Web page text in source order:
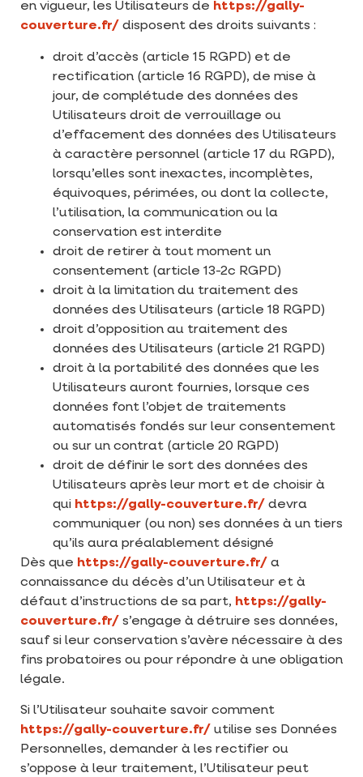
en vigueur, les Utilisateurs de https://gally-
couverture.fr/ disposent des droits suivants :
droit d’accès (article 15 RGPD) et de
rectification (article 16 RGPD), de mise à
jour, de complétude des données des
Utilisateurs droit de verrouillage ou
d’effacement des données des Utilisateurs
à caractère personnel (article 17 du RGPD),
lorsqu’elles sont inexactes, incomplètes,
équivoques, périmées, ou dont la collecte,
l’utilisation, la communication ou la
conservation est interdite
droit de retirer à tout moment un
consentement (article 13-2c RGPD)
droit à la limitation du traitement des
données des Utilisateurs (article 18 RGPD)
droit d’opposition au traitement des
données des Utilisateurs (article 21 RGPD)
droit à la portabilité des données que les
Utilisateurs auront fournies, lorsque ces
données font l’objet de traitements
automatisés fondés sur leur consentement
ou sur un contrat (article 20 RGPD)
droit de définir le sort des données des
Utilisateurs après leur mort et de choisir à
qui https://gally-couverture.fr/ devra
communiquer (ou non) ses données à un tiers
qu’ils aura préalablement désigné
Dès que https://gally-couverture.fr/ a
connaissance du décès d’un Utilisateur et à
défaut d’instructions de sa part, https://gally-
couverture.fr/ s’engage à détruire ses données,
sauf si leur conservation s’avère nécessaire à des
fins probatoires ou pour répondre à une obligation
légale.
Si l’Utilisateur souhaite savoir comment
https://gally-couverture.fr/ utilise ses Données
Personnelles, demander à les rectifier ou
s’oppose à leur traitement, l’Utilisateur peut